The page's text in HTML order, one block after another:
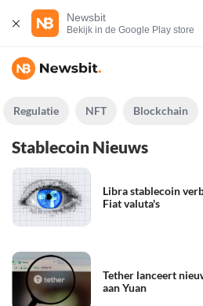
Newsbit
Bekijk in de Google Play store
Regulatie NFT Blockchain
Stablecoin Nieuws
Libra stablecoin
Fiat valuta's
Tether lanceert
aan Yuan